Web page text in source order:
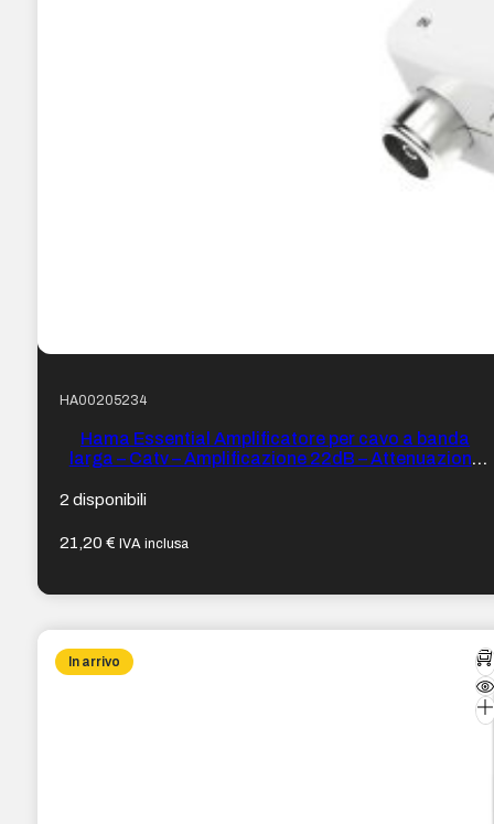
HA00205234
Hama Essential Amplificatore per cavo a banda
larga – Catv – Amplificazione 22dB – Attenuazione
2 disponibili
21,20€ IVA inclusa
In arrivo